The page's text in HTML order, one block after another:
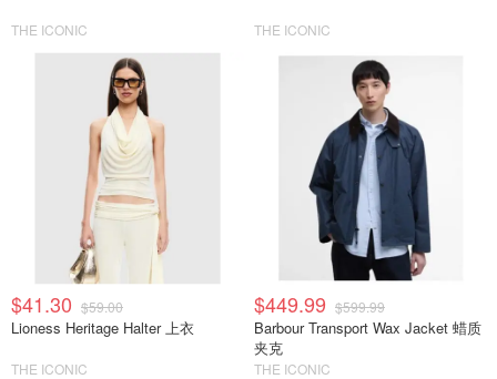
THE ICONIC THE ICONIC
$41.30 $59.00
Lioness Heritage Halter 上衣
THE ICONIC
$449.99 $599.99
Barbour Transport Wax Jacket 蜡质
夹克
THE ICONIC